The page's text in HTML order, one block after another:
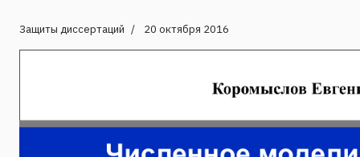
Защиты диссертаций 20 октября 2016